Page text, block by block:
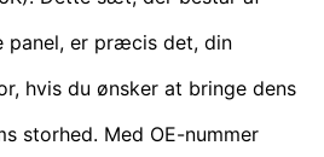
panel, er præcis det, din
hvis du ønsker at bringe dens
storhed. Med OE-nummer